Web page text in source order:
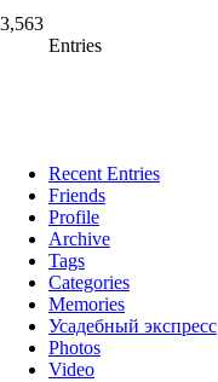
3,563
Entries
Recent Entries
Friends
Profile
Archive
Tags
Categories
Memories
Усадебный экспресс
Photos
Video